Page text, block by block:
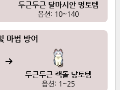
두근두근 달마시안 멍토템
옵션: 10~140
마법 방어
두근두근 랙돌 냥토템
옵션: 1~25